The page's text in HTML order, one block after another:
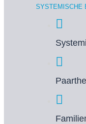
SYSTEMISCHE